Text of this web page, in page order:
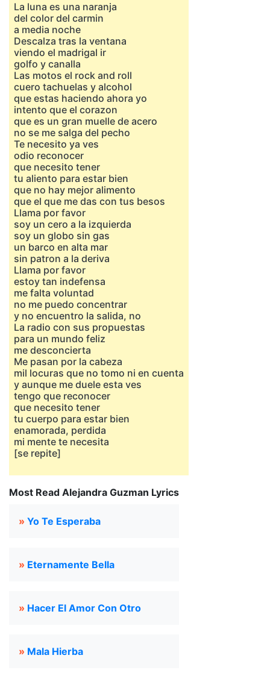
La luna es una naranja
del color del carmin
a media noche
Descalza tras la ventana
viendo el madrigal ir
golfo y canalla
Las motos el rock and roll
cuero tachuelas y alcohol
que estas haciendo ahora yo
intento que el corazon
que es un gran muelle de acero
no se me salga del pecho
Te necesito ya ves
odio reconocer
que necesito tener
tu aliento para estar bien
que no hay mejor alimento
que el que me das con tus besos
Llama por favor
soy un cero a la izquierda
soy un globo sin gas
un barco en alta mar
sin patron a la deriva
Llama por favor
estoy tan indefensa
me falta voluntad
no me puedo concentrar
y no encuentro la salida, no
La radio con sus propuestas
para un mundo feliz
me desconcierta
Me pasan por la cabeza
mil locuras que no tomo ni en cuenta
y aunque me duele esta ves
tengo que reconocer
que necesito tener
tu cuerpo para estar bien
enamorada, perdida
mi mente te necesita
[se repite]
Most Read Alejandra Guzman Lyrics
» Yo Te Esperaba
» Eternamente Bella
» Hacer El Amor Con Otro
» Mala Hierba